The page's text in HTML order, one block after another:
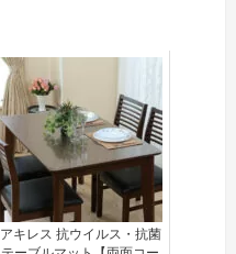
アキレス 抗ウイルス・抗菌